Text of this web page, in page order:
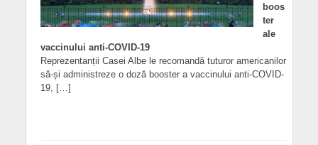
boos
ter
ale
vaccinului anti-COVID-19
Reprezentanții Casei Albe le recomandă tuturor americanilor
să-și administreze o doză booster a vaccinului anti-COVID-
19, […]